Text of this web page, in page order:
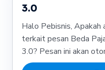
3.0
Halo Pebisnis, Apakah
terkait pesan Beda
3.0? Pesan ini akan